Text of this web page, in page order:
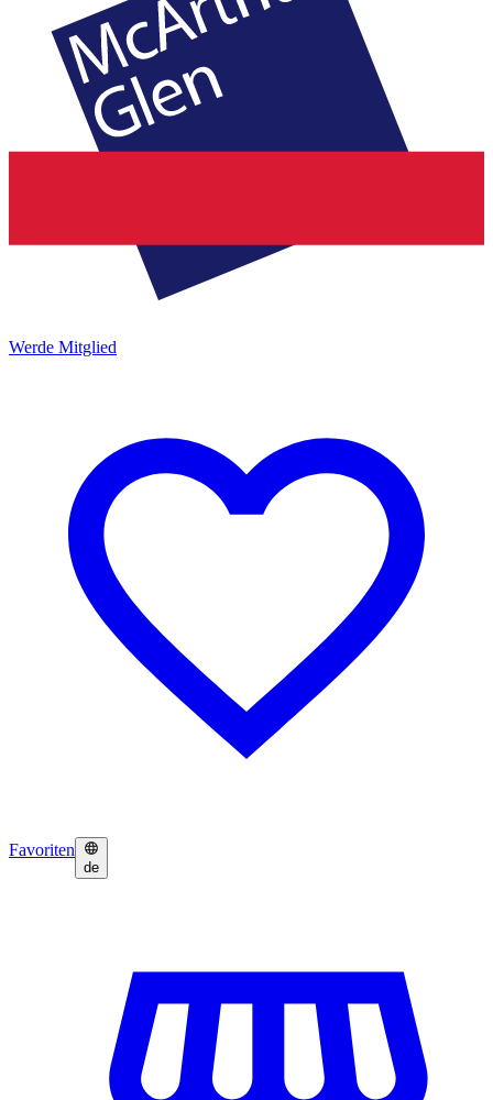
Werde Mitglied
Favoriten
de